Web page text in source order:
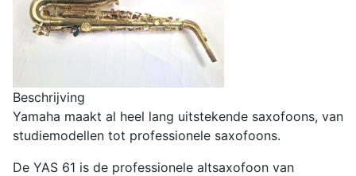
Beschrijving
Yamaha maakt al heel lang uitstekende saxofoons, van
studiemodellen tot professionele saxofoons.
De YAS 61 is de professionele altsaxofoon van